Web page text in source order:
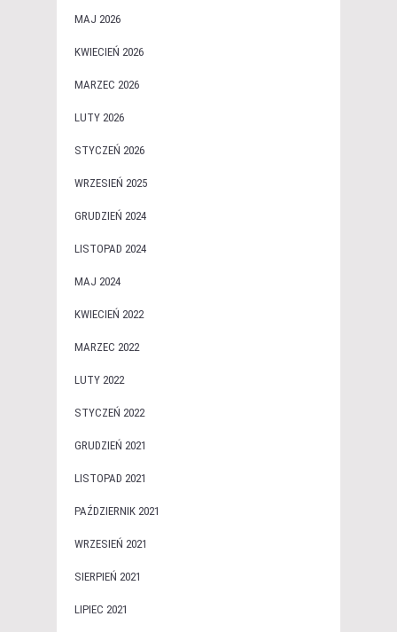
MAJ 2026
KWIECIEŃ 2026
MARZEC 2026
LUTY 2026
STYCZEŃ 2026
WRZESIEŃ 2025
GRUDZIEŃ 2024
LISTOPAD 2024
MAJ 2024
KWIECIEŃ 2022
MARZEC 2022
LUTY 2022
STYCZEŃ 2022
GRUDZIEŃ 2021
LISTOPAD 2021
PAŹDZIERNIK 2021
WRZESIEŃ 2021
SIERPIEŃ 2021
LIPIEC 2021